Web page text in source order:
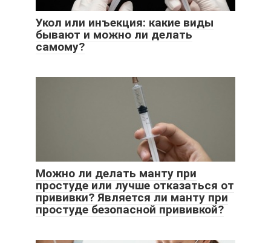
Укол или инъекция: какие виды
бывают и можно ли делать
самому?
Можно ли делать манту при
простуде или лучше отказаться от
прививки? Является ли манту при
простуде безопасной прививкой?